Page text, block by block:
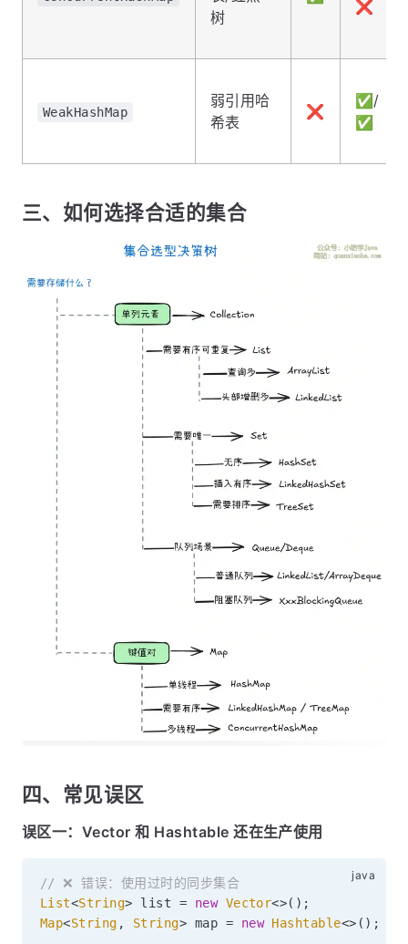
树
❌
WeakHashMap
弱引用哈
希表
❌
✅/
✅
三、如何选择合适的集合
四、常见误区
误区一：Vector 和 Hashtable 还在生产使用
// ❌ 错误：使用过时的同步集合
List<String> list = new Vector<>( ) ;
Map<String , String> map = new Hashtable<> ( ) ;